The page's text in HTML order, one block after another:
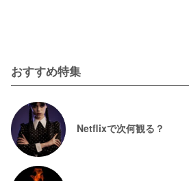
おすすめ特集
Netflixで次何観る？